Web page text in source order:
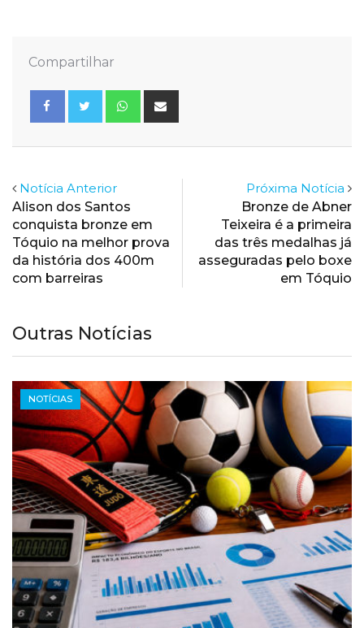
Compartilhar
Whatsapp
Notícia Anterior
Alison dos Santos
conquista bronze em
Tóquio na melhor prova
da história dos 400m
com barreiras
Próxima Notícia
Bronze de Abner
Teixeira é a primeira
das três medalhas já
asseguradas pelo boxe
em Tóquio
Outras Notícias
NOTÍCIAS